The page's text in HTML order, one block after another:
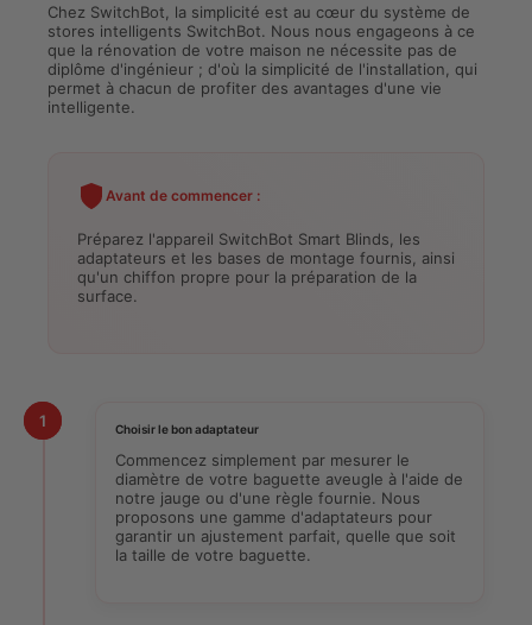
Chez SwitchBot, la simplicité est au cœur du système de
stores intelligents SwitchBot. Nous nous engageons à ce
que la rénovation de votre maison ne nécessite pas de
diplôme d'ingénieur ; d'où la simplicité de l'installation, qui
permet à chacun de profiter des avantages d'une vie
intelligente.
Avant de commencer :
Préparez l'appareil SwitchBot Smart Blinds, les
adaptateurs et les bases de montage fournis, ainsi
qu'un chiffon propre pour la préparation de la
surface.
1 Choisir le bon adaptateur
Commencez simplement par mesurer le
diamètre de votre baguette aveugle à l'aide de
notre jauge ou d'une règle fournie. Nous
proposons une gamme d'adaptateurs pour
garantir un ajustement parfait, quelle que soit
la taille de votre baguette.